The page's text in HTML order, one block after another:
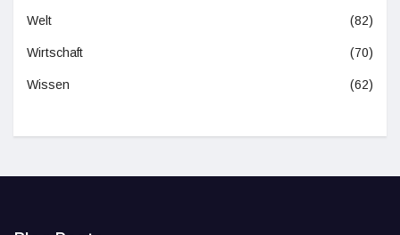
Welt (82)
Wirtschaft (70)
Wissen (62)